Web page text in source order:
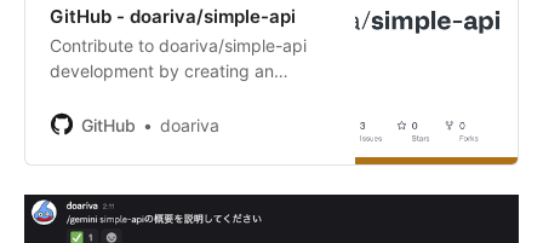
GitHub - doariva/simple-api
Contribute to doariva/simple-api
development by creating an
GitHub
doariva